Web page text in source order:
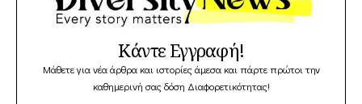
Κάντε Εγγραφή!
Μάθετε για νέα άρθρα και ιστορίες άμεσα και πάρτε πρώτοι την
καθημερινή σας δόση Διαφορετικότητας!